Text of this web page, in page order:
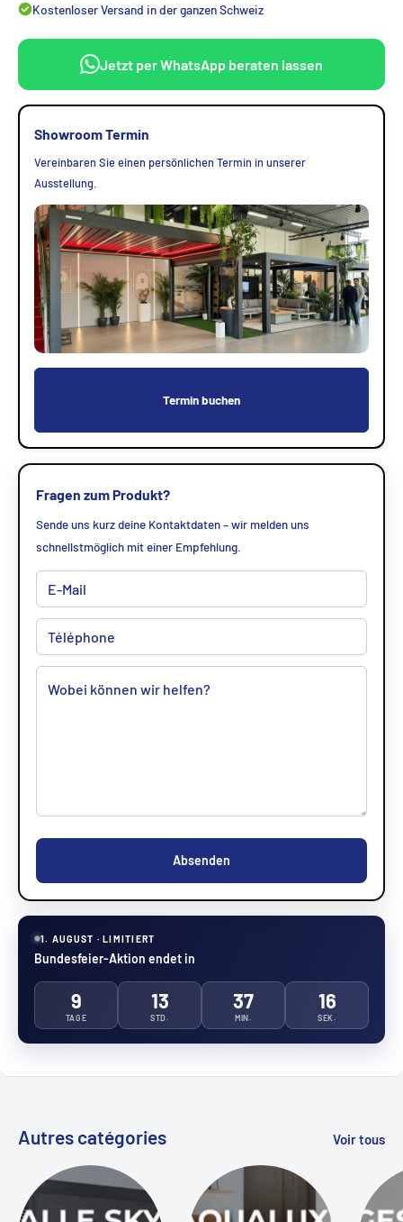
Kostenloser Versand in der ganzen Schweiz
Jetzt per WhatsApp beraten lassen
Showroom Termin
Vereinbaren Sie einen persönlichen Termin in unserer
Ausstellung.
Termin buchen
Fragen zum Produkt?
Sende uns kurz deine Kontaktdaten – wir melden uns
schnellstmöglich mit einer Empfehlung.
Absenden
1. AUGUST · LIMITIERT
Bundesfeier-Aktion endet in
9
TAGE
13
STD.
37
MIN.
16
SEK.
Autres catégories Voir tous